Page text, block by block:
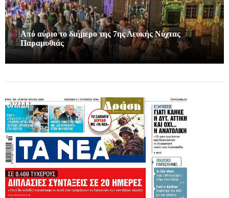
Από αύριο το διήμερο της 7ης Λευκής Νύχτας
Παραμυθιάς